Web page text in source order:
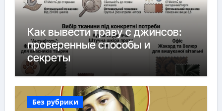
Как вывести траву с джинсов:
проверенные способы и
секреты
Без рубрики